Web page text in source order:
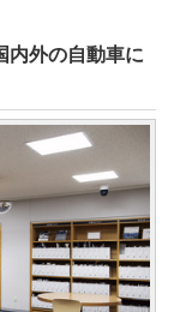
内外の自動車に